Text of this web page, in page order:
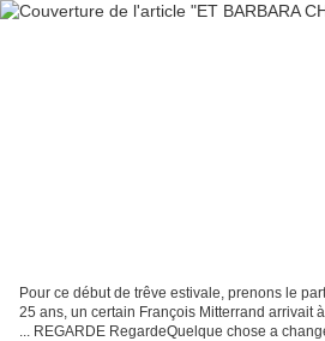
Pour ce début de trêve estivale, prenons le
25 ans, un certain François Mitterrand arrivait
... REGARDE RegardeQuelque chose a